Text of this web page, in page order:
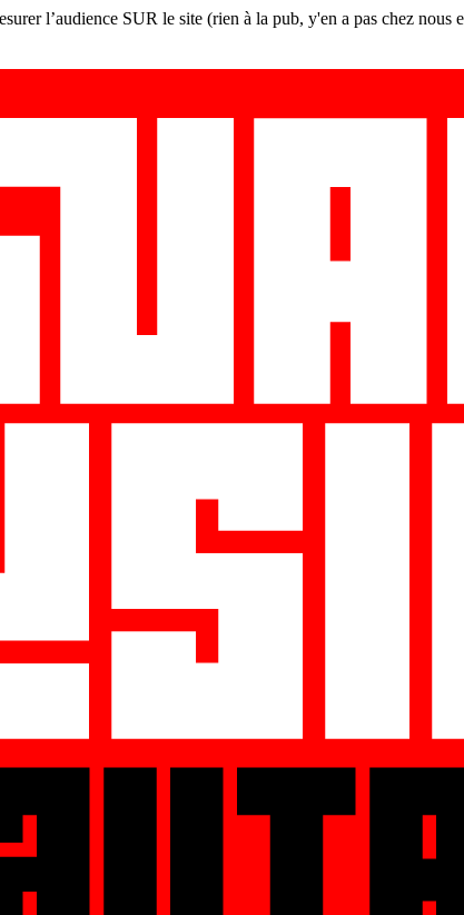
l’audience SUR le site (rien à la pub, y'en a pas chez nous